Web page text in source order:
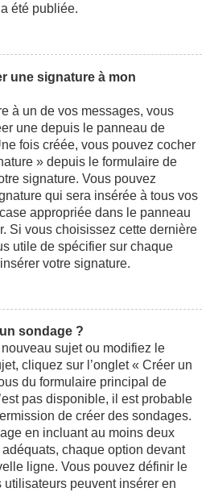
été publiée.
une signature à mon
à un de vos messages, vous
une depuis le panneau de
fois créée, vous pouvez cocher
» depuis le formulaire de
signature. Vous pouvez
qui sera insérée à tous vos
appropriée dans le panneau
Si vous choisissez cette dernière
utile de spécifier sur chaque
votre signature.
sondage ?
sujet ou modifiez le
cliquez sur l’onglet « Créer un
du formulaire principal de
pas disponible, il est probable
de créer des sondages.
en incluant au moins deux
chaque option devant
ligne. Vous pouvez définir le
utilisateurs peuvent insérer en